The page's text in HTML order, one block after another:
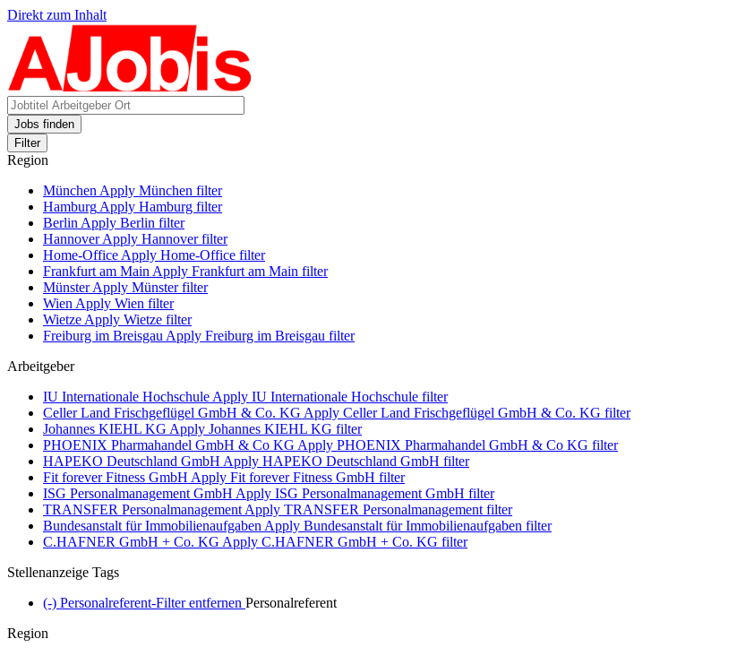
Direkt zum Inhalt
Jobs finden
Filter
Region
München Apply München filter
Hamburg Apply Hamburg filter
Berlin Apply Berlin filter
HannoverApply Hannover filter
Home-Office Apply Home-Office filter
Frankfurt am Main Apply Frankfurt am Main filter
MünsterApply Münster filter
Wien Apply Wien filter
Wietze Apply Wietze filter
Freiburg im Breisgau Apply Freiburg im Breisgau filter
Arbeitgeber
IU Internationale Hochschule Apply IU Internationale Hochschule filter
Celler Land Frischgeflügel GmbH & Co. KG Apply Celler Land Frischgeflügel GmbH & Co. KG filter
Johannes KIEHL KG Apply Johannes KIEHL KG filter
PHOENIX Pharmahandel GmbH & Co KG Apply PHOENIX Pharmahandel GmbH & Co KG filter
HAPEKO Deutschland GmbH Apply HAPEKO Deutschland GmbH filter
Fit forever Fitness GmbH Apply Fit forever Fitness GmbH filter
ISG Personalmanagement GmbH Apply ISG Personalmanagement GmbH filter
TRANSFER Personalmanagement Apply TRANSFER Personalmanagement filter
Bundesanstalt für Immobilienaufgaben Apply Bundesanstalt für Immobilienaufgaben filter
C.HAFNER GmbH + Co. KG Apply C.HAFNER GmbH + Co. KG filter
Stellenanzeige Tags
(-) Personalreferent-Filter entfernen Personalreferent
Region